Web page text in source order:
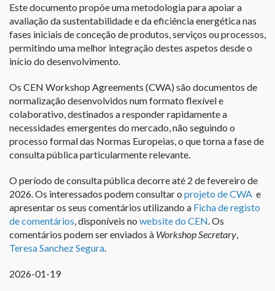
Este documento propõe uma metodologia para apoiar a
avaliação da sustentabilidade e da eficiência energética nas
fases iniciais de conceção de produtos, serviços ou processos,
permitindo uma melhor integração destes aspetos desde o
início do desenvolvimento.
Os CEN Workshop Agreements (CWA) são documentos de
normalização desenvolvidos num formato flexível e
colaborativo, destinados a responder rapidamente a
necessidades emergentes do mercado, não seguindo o
processo formal das Normas Europeias, o que torna a fase de
consulta pública particularmente relevante.
O período de consulta pública decorre até 2 de fevereiro de
2026. Os interessados podem consultar o projeto de CWA e
apresentar os seus comentários utilizando a Ficha de registo
de comentários, disponíveis no website do CEN. Os
comentários podem ser enviados à Workshop Secretary,
Teresa Sanchez Segura.
2026-01-19